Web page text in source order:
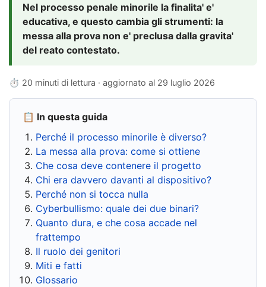
Nel processo penale minorile la finalita' e'
educativa, e questo cambia gli strumenti: la
messa alla prova non e' preclusa dalla gravita'
del reato contestato.
⏱ 20 minuti di lettura · aggiornato al 29 luglio 2026
📋 In questa guida
Perché il processo minorile è diverso?
La messa alla prova: come si ottiene
Che cosa deve contenere il progetto
Chi era davvero davanti al dispositivo?
Perché non si tocca nulla
Cyberbullismo: quale dei due binari?
Quanto dura, e che cosa accade nel
frattempo
Il ruolo dei genitori
Miti e fatti
Glossario